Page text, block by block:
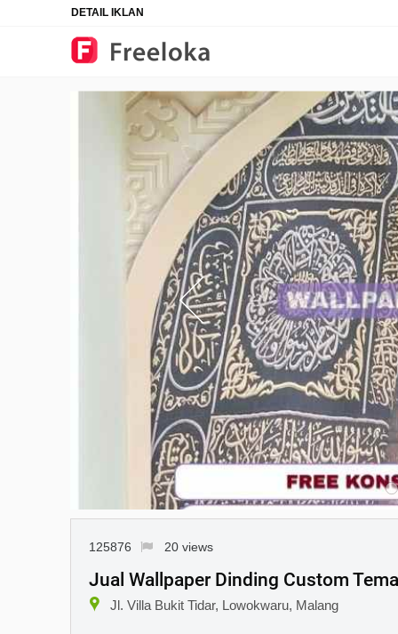
DETAIL IKLAN
125876 20 views
Jual Wallpaper Dinding Custom
Jl. Villa Bukit Tidar, Lowokwaru, Malang